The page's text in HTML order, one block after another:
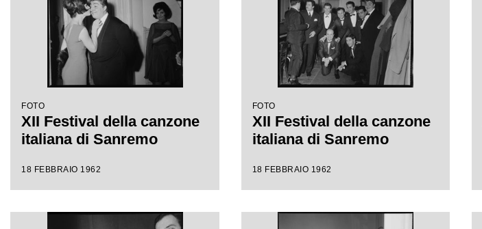
FOTO
XII Festival della canzone
italiana di Sanremo
18 FEBBRAIO 1962
FOTO
XII Festival della canzone
italiana di Sanremo
18 FEBBRAIO 1962